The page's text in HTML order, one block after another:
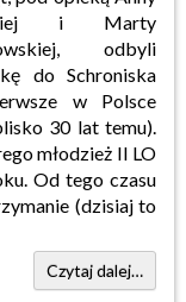
i Marty
odbyli
do Schroniska
w Polsce
30 lat temu).
młodzież II LO
Od tego czasu
(dzisiaj to
Czytaj dalej…